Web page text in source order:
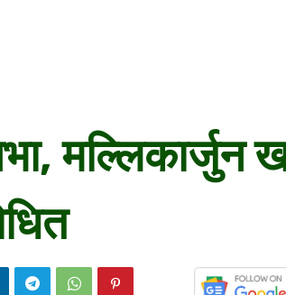
मल्लिकार्जुन